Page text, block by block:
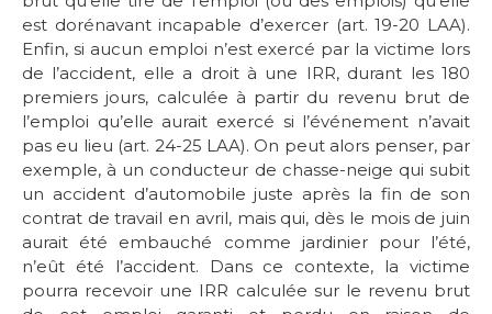
est dorénavant incapable d’exercer (art. 19-20 LAA).
Enfin, si aucun emploi n’est exercé par la victime lors
de l’accident, elle a droit à une IRR, durant les 180
premiers jours, calculée à partir du revenu brut de
l’emploi qu’elle aurait exercé si l’événement n’avait
pas eu lieu (art. 24-25 LAA). On peut alors penser, par
exemple, à un conducteur de chasse-neige qui subit
un accident d’automobile juste après la fin de son
contrat de travail en avril, mais qui, dès le mois de juin
aurait été embauché comme jardinier pour l’été,
n’eût été l’accident. Dans ce contexte, la victime
pourra recevoir une IRR calculée sur le revenu brut